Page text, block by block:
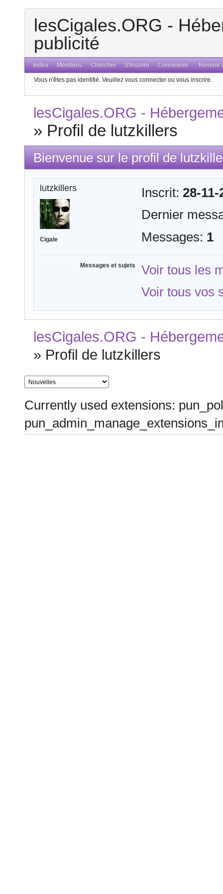
lesCigales.ORG -
publicité
Index Membres Chercher S'inscrire Connexion Revenir
Vous n'êtes pas identifié. Veuillez vous connecter ou vous inscrire.
lesCigales.ORG -
» Profil de lutzkillers
Bienvenue sur le profil de
lutzkillers
Cigale
Inscrit: 28-11-
Dernier
Messages: 1
Messages et sujets
Voir tous les
Voir tous vos
lesCigales.ORG -
» Profil de lutzkillers
Currently used extensions: